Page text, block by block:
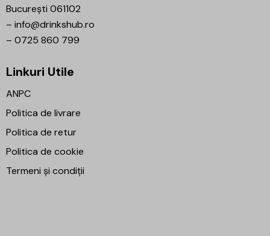
București 061102
– info@drinkshub.ro
– 0725 860 799
Linkuri Utile
ANPC
Politica de livrare
Politica de retur
Politica de cookie
Termeni și condiții